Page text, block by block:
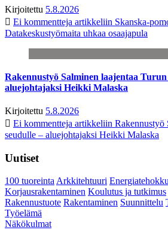
Kirjoitettu 5.8.2026
Ei kommentteja artikkeliin Skanska-
Datakeskustyömaita uhkaa osaajapula
Rakennustyö Salminen laajentaa Turun
aluejohtajaksi Heikki Malaska
Kirjoitettu 5.8.2026
Ei kommentteja artikkeliin Rakennustyö
seudulle – aluejohtajaksi Heikki Malaska
Uutiset
100 tuoreintaArkkitehtuuri
Korjausrakentaminen Koulutus ja tutkimus
Rakennustuote Rakentaminen Suunnittelu
Työelämä
Näkökulmat